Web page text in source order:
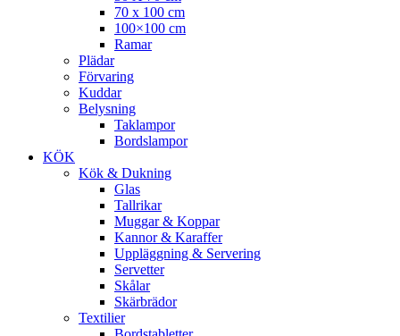
70 x 100 cm
100×100 cm
Ramar
Plädar
Förvaring
Kuddar
Belysning
Taklampor
Bordslampor
KÖK
Kök & Dukning
Glas
Tallrikar
Muggar & Koppar
Kannor & Karaffer
Uppläggning & Servering
Servetter
Skålar
Skärbrädor
Textilier